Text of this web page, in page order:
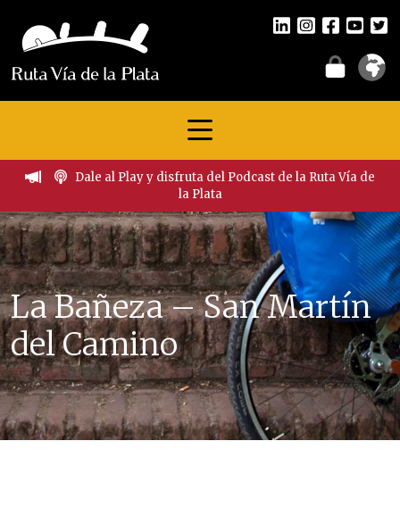
Dale al Play y disfruta del Podcast de la Ruta Vía de
la Plata
La Bañeza – San Martín
del Camino